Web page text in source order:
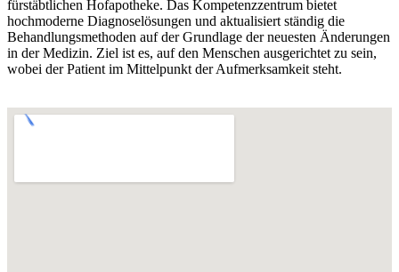
fürstäbtlichen Hofapotheke. Das Kompetenzzentrum bietet
hochmoderne Diagnoselösungen und aktualisiert ständig die
Behandlungsmethoden auf der Grundlage der neuesten Änderungen
in der Medizin. Ziel ist es, auf den Menschen ausgerichtet zu sein,
wobei der Patient im Mittelpunkt der Aufmerksamkeit steht.